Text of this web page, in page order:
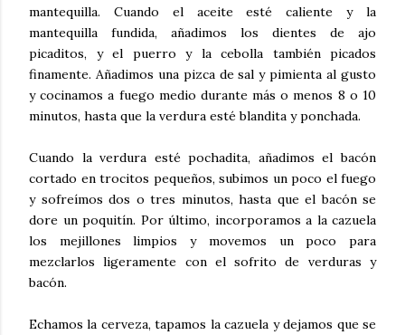
mantequilla. Cuando el aceite esté caliente y la
mantequilla fundida, añadimos los dientes de ajo
picaditos, y el puerro y la cebolla también picados
finamente. Añadimos una pizca de sal y pimienta al gusto
y cocinamos a fuego medio durante más o menos 8 o 10
minutos, hasta que la verdura esté blandita y ponchada.
Cuando la verdura esté pochadita, añadimos el bacón
cortado en trocitos pequeños, subimos un poco el fuego
y sofreímos dos o tres minutos, hasta que el bacón se
dore un poquitín. Por último, incorporamos a la cazuela
los mejillones limpios y movemos un poco para
mezclarlos ligeramente con el sofrito de verduras y
bacón.
Echamos la cerveza, tapamos la cazuela y dejamos que se